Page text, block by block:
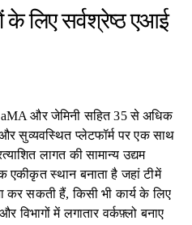
के लिए सर्वश्रेष्ठ एआई
और जेमिनी सहित 35 से अधिक
सुव्यवस्थित प्लेटफॉर्म पर एक साथ
लागत की सामान्य उद्यम
एकीकृत स्थान बनाता है जहां टीमें
कर सकती हैं, किसी भी कार्य के लिए
में लगातार वर्कफ़्लो बनाए